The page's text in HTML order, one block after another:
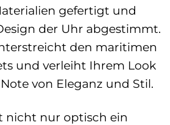
gefertigt und
der Uhr abgestimmt.
den maritimen
und verleiht Ihrem Look
von Eleganz und Stil.
nicht nur optisch ein